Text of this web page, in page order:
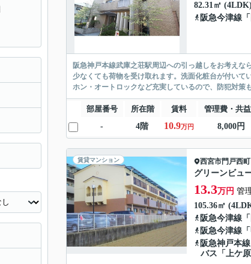
82.31㎡
阪急今津線 「
阪急神戸本線武庫之荘駅周辺への引っ越しをお考え
少なくても荷物を受け取れます。洗面化粧台が付い
ホン・オートロックなど充実しているので、防犯対策
部屋番号 所在階 賃料 管理費・共
-
4階 10.9万円 8,000円
賃貸マンション 西宮市門戸西町
グリーンビュ
13.3万円 管
105.36㎡
阪急今津線 「
阪急今津線 「
阪急神戸本線
バス「上ケ